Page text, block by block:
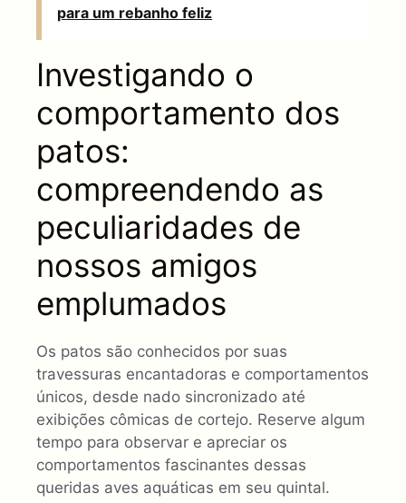
para um rebanho feliz
Investigando o
comportamento dos
patos:
compreendendo as
peculiaridades de
nossos amigos
emplumados
Os patos são conhecidos por suas
travessuras encantadoras e comportamentos
únicos, desde nado sincronizado até
exibições cômicas de cortejo. Reserve algum
tempo para observar e apreciar os
comportamentos fascinantes dessas
queridas aves aquáticas em seu quintal.